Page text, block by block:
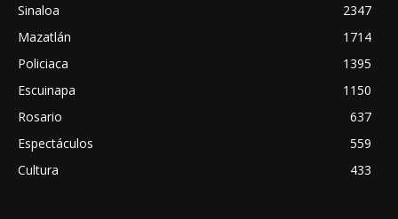
Sinaloa
2347
Mazatlán
1714
Policiaca
1395
Escuinapa
1150
Rosario
637
Espectáculos
559
Cultura
433